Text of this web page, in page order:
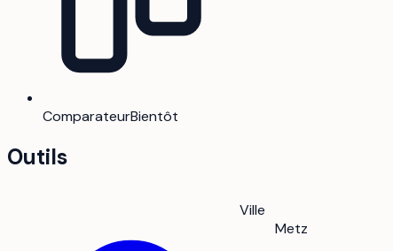
ComparateurBientôt
Outils
Ville
Metz